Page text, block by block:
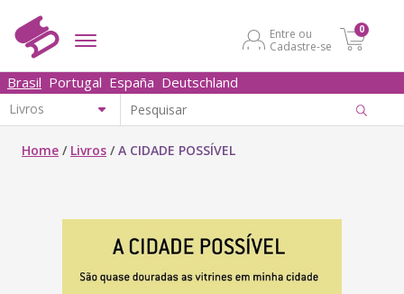
Entre ou
Cadastre-se
0
Brasil Portugal España Deutschland
Home / Livros /A CIDADE POSSÍVEL